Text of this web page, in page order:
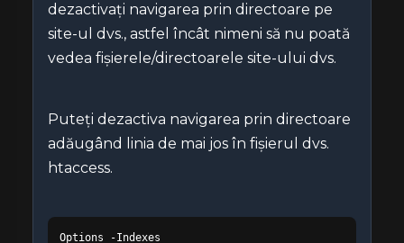
dezactivați navigarea prin directoare pe
site-ul dvs., astfel încât nimeni să nu poată
vedea fișierele/directoarele site-ului dvs.
Puteți dezactiva navigarea prin directoare
adăugând linia de mai jos în fișierul dvs.
htaccess.
Options -Indexes